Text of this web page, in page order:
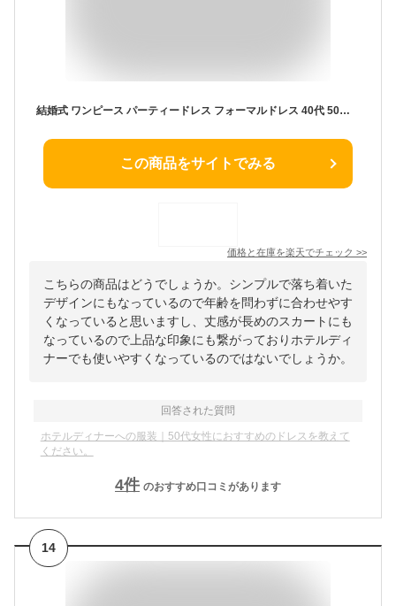
結婚式 ワンピース パーティードレス フォーマルドレス 40代 50代 フォーマルワンピース フォーマル ロング 親族 大きいサイズ 大きい 袖あり セレモニー レース 二次会 ドレス 袖レース 長袖 レディース 入学式 演奏会 体型カバー 母 20代 30代 60代 ミセス 冬 秋 春 夏
この商品をサイトでみる
価格と在庫を楽天でチェック >>
こちらの商品はどうでしょうか。シンプルで落ち着いた
デザインにもなっているので年齢を問わずに合わせやす
くなっていると思いますし、丈感が長めのスカートにも
なっているので上品な印象にも繋がっておりホテルディ
ナーでも使いやすくなっているのではないでしょうか。
回答された質問
ホテルディナーへの服装｜50代女性におすすめのドレスを教えて
ください。
4件 のおすすめ口コミがあります
14